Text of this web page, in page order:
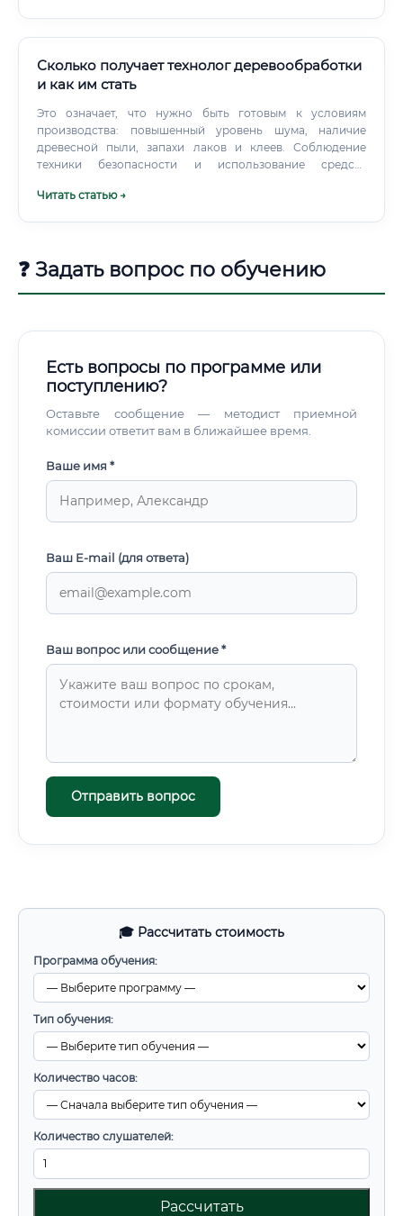
🎓 Рассчитать стоимость
Программа обучения:
Тип обучения:
Количество часов:
Количество слушателей:
Рассчитать
Сколько получает технолог деревообработки
и как им стать
Это означает, что нужно быть готовым к условиям
производства: повышенный уровень шума, наличие
древесной пыли, запахи лаков и клеев. Соблюдение
техники безопасности и использование средств
является обязательным.
Читать статью →
❓ Задать вопрос по обучению
Есть вопросы по программе или
поступлению?
Оставьте сообщение — методист приемной
комиссии ответит вам в ближайшее время.
Ваше имя *
Ваш E-mail (для ответа)
Ваш вопрос или сообщение *
Отправить вопрос